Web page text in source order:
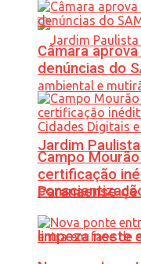
Jardim
limpeza neste
Câmara
denúncias do
Campo
certificação
Paranaense